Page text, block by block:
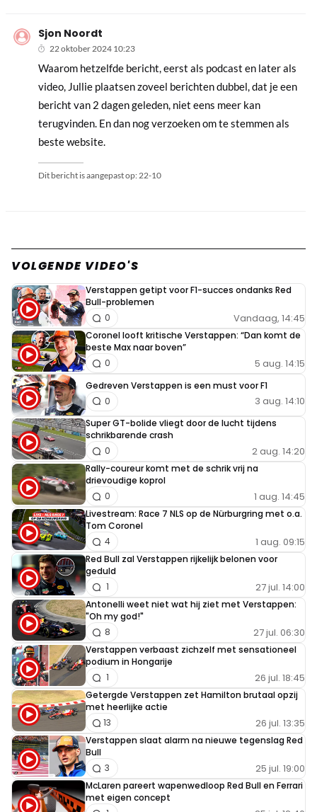
Sjon Noordt
22 oktober 2024 10:23
Waarom hetzelfde bericht, eerst als podcast en later als
video, Jullie plaatsen zoveel berichten dubbel, dat je een
bericht van 2 dagen geleden, niet eens meer kan
terugvinden. En dan nog verzoeken om te stemmen als
beste website.
Dit bericht is aangepast op:22-10
VOLGENDE VIDEO'S
Verstappen getipt voor F1-succes ondanks Red
Bull-problemen
Vandaag, 14:45
0
Coronel looft kritische Verstappen: “Dan komt de
beste Max naar boven”
5 aug. 14:15
0
Gedreven Verstappen is een must voor F1
3 aug. 14:10
0
Super GT-bolide vliegt door de lucht tijdens
schrikbarende crash
2 aug. 14:20
0
Rally-coureur komt met de schrik vrij na
drievoudige koprol
1 aug. 14:45
0
Livestream: Race 7 NLS op de Nürburgring met o.a.
Tom Coronel
1 aug. 09:15
4
Red Bull zal Verstappen rijkelijk belonen voor
geduld
27 jul. 14:00
1
Antonelli weet niet wat hij ziet met Verstappen:
"Oh my god!"
27 jul. 06:30
8
Verstappen verbaast zichzelf met sensationeel
podium in Hongarije
26 jul. 18:45
1
Getergde Verstappen zet Hamilton brutaal opzij
met heerlijke actie
26 jul. 13:35
13
Verstappen slaat alarm na nieuwe tegenslag Red
Bull
25 jul. 19:00
3
McLaren pareert wapenwedloop Red Bull en Ferrari
met eigen concept